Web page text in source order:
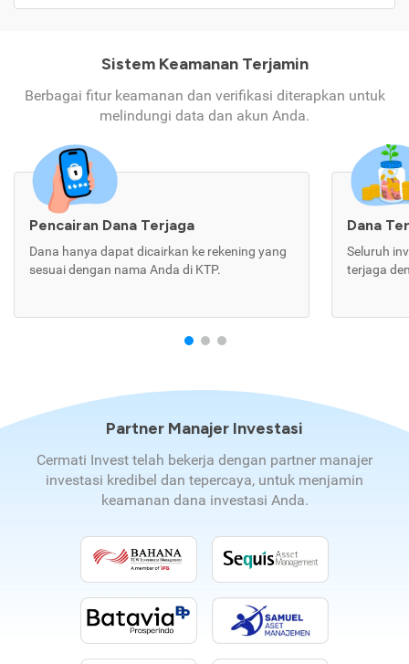
Sistem Keamanan Terjamin
Berbagai fitur keamanan dan verifikasi diterapkan untuk
melindungi data dan akun Anda.
Pencairan Dana Terjaga
Dana hanya dapat dicairkan ke rekening yang
sesuai dengan nama Anda di KTP.
Dana
Seluruh
terjaga
Partner Manajer Investasi
Cermati Invest telah bekerja dengan partner manajer
investasi kredibel dan tepercaya, untuk menjamin
keamanan dana investasi Anda.